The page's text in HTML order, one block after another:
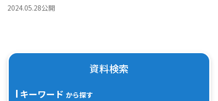
2024.05.28公開
資料検索
キーワード から探す